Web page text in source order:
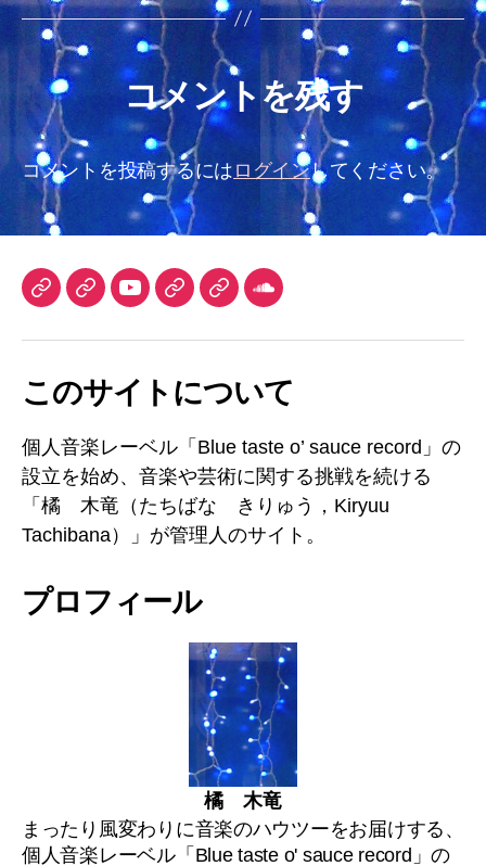
コメントを残す
コメントを投稿するには ログインしてください。
TuneCore
iTunesYouTube
ン
ル
DLsiteAudiostockSoundCloud
このサイトについて
個人音楽レーベル「Blue taste o’ sauce record」の
設立を始め、音楽や芸術に関する挑戦を続ける
「橘 木竜（たちばな きりゅう，Kiryuu
Tachibana）」が管理人のサイト。
プロフィール
橘 木竜
まったり風変わりに音楽のハウツーをお届けする、
個人音楽レーベル「Blue taste o' sauce record」の